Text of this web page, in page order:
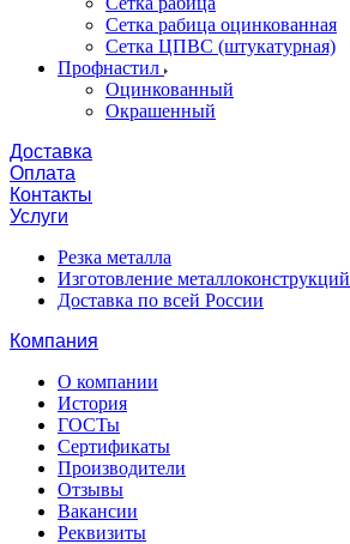
Сетка рабица оцинкованная
Сетка ЦПВС (штукатурная)
Профнастил
Оцинкованный
Окрашенный
Доставка
Оплата
Контакты
Услуги
Резка металла
Изготовление металлоконструкций
Доставка по всей России
Компания
О компании
История
ГОСТы
Сертификаты
Производители
Отзывы
Вакансии
Реквизиты